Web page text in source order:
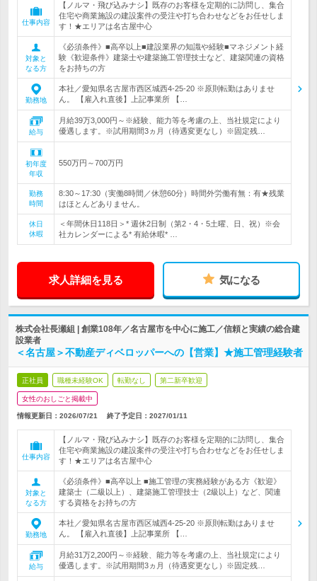
仕事内容
【ノルマ・飛び込みナシ】既存のお客様を定期的に訪問し、集合
住宅や商業施設の建設案件の受注や打ち合わせなどをお任せしま
す！★エリアは名古屋中心
対象と
なる方
《必須条件》■高卒以上■建設業界の知識や経験■マネジメント経
験《歓迎条件》建築士や建築施工管理技士など、建築関連の資格
をお持ちの方
勤務地
本社／愛知県名古屋市西区城西4-25-20 ※原則転勤はありませ
ん。 【雇入れ直後】上記事業所 【…
給与
月給39万3,000円～※経験、能力等を考慮の上、当社規定により
優遇します。※試用期間3ヵ月（待遇変更なし）※固定残…
初年度
年収
550万円～700万円
勤務
時間
8:30～17:30（実働8時間／休憩60分）時間外労働有無：有★残業
はほとんどありません。
休日
休暇
＜年間休日118日＞* 週休2日制（第2・4・5土曜、日、祝）※会
社カレンダーによる* 有給休暇* …
求人詳細を見る 気になる
株式会社長瀬組 | 創業108年／名古屋市を中心に施工／信頼と実績の総合建
設業者
＜名古屋＞不動産ディベロッパーへの【営業】★施工管理経験者
正社員 職種未経験OK 転勤なし 第二新卒歓迎
女性のおしごと掲載中
情報更新日：2026/07/21 終了予定日： 2027/01/11
仕事内容
【ノルマ・飛び込みナシ】既存のお客様を定期的に訪問し、集合
住宅や商業施設の建設案件の受注や打ち合わせなどをお任せしま
す！★エリアは名古屋中心
対象と
なる方
《必須条件》■高卒以上 ■施工管理の実務経験がある方《歓迎》
建築士（二級以上）、建築施工管理技士（2級以上）など、関連
する資格をお持ちの方
勤務地
本社／愛知県名古屋市西区城西4-25-20 ※原則転勤はありませ
ん。 【雇入れ直後】上記事業所 【…
給与
月給31万2,200円～※経験、能力等を考慮の上、当社規定により
優遇します。※試用期間3ヵ月（待遇変更なし）※固定残…